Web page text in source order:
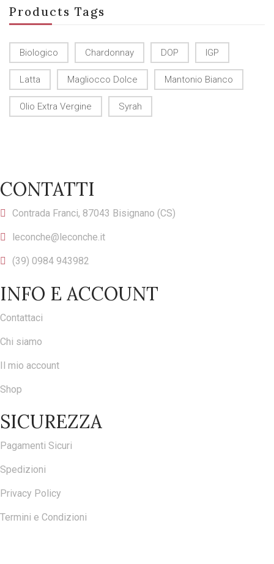
Products Tags
Biologico Chardonnay DOP IGP
Latta Magliocco Dolce Mantonio Bianco
Olio Extra Vergine Syrah
CONTATTI
Contrada Franci, 87043 Bisignano (CS)
leconche@leconche.it
(39) 0984 943982
INFO E ACCOUNT
Contattaci
Chi siamo
Il mio account
Shop
SICUREZZA
Pagamenti Sicuri
Spedizioni
Privacy Policy
Termini e Condizioni